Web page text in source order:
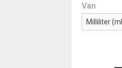
Van